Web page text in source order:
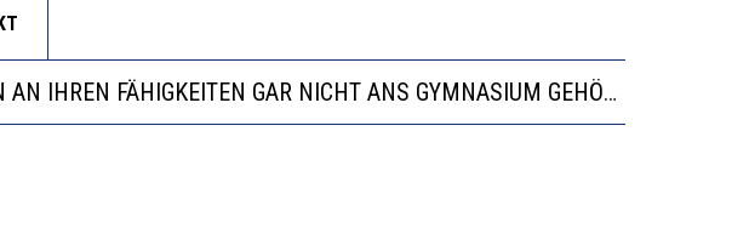
STURZFLUG BEI DEN LERNLEISTUNGEN”
“VIEL ZU VIELE SCHÜLER, DIE GEMESSEN AN IHREN FÄHIGKEITEN GAR NICHT ANS GYMNASIUM GEHÖREN”